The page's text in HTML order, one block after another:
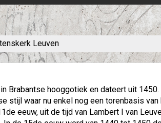
Leuven
Brabantse hooggotiek en dateert uit
stijl waar nu enkel nog een torenbasis
eeuw, uit de tijd van Lambert I van